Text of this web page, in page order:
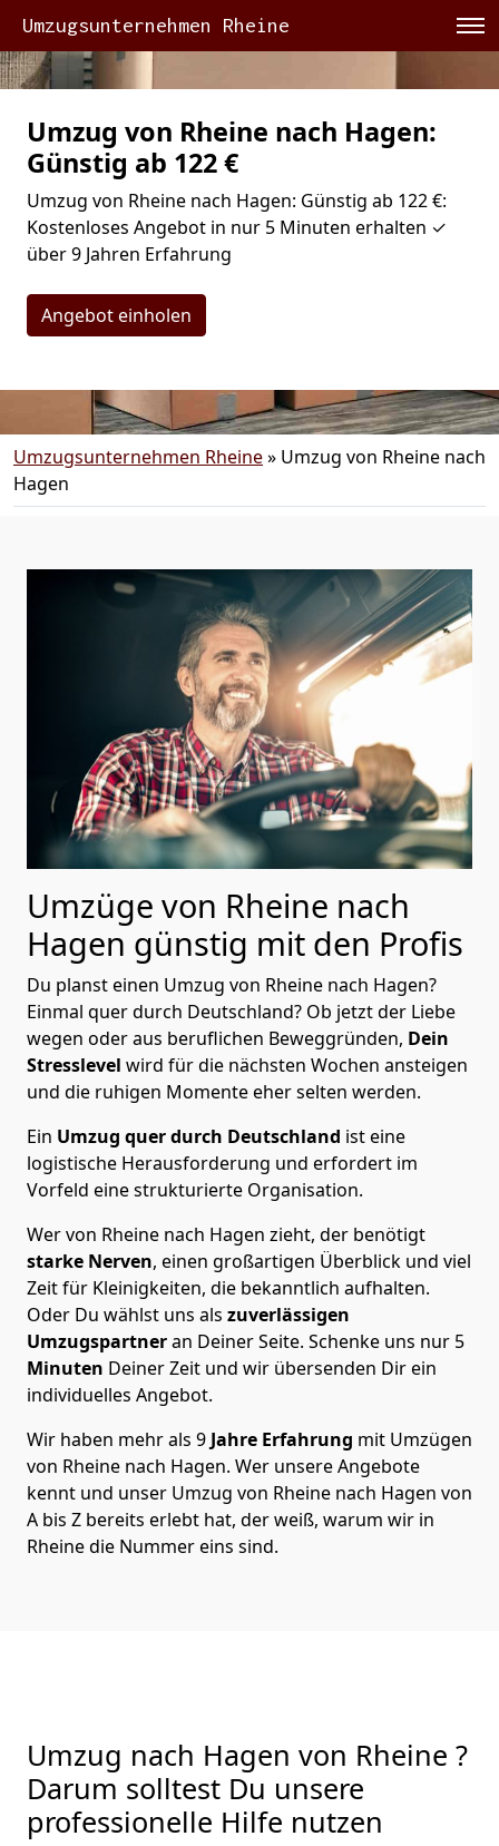
Umzugsunternehmen Rheine
Umzug von Rheine nach Hagen:
Günstig ab 122 €
Umzug von Rheine nach Hagen: Günstig ab 122 €:
Kostenloses Angebot in nur 5 Minuten erhalten ✓
über 9 Jahren Erfahrung
Angebot einholen
Umzugsunternehmen Rheine» Umzug von Rheine nach
Hagen
Umzüge von Rheine nach
Hagen günstig mit den Profis
Du planst einen Umzug von Rheine nach Hagen?
Einmal quer durch Deutschland? Ob jetzt der Liebe
wegen oder aus beruflichen Beweggründen, Dein
Stresslevel wird für die nächsten Wochen ansteigen
und die ruhigen Momente eher selten werden.
Ein Umzug quer durch Deutschland ist eine
logistische Herausforderung und erfordert im
Vorfeld eine strukturierte Organisation.
Wer von Rheine nach Hagen zieht, der benötigt
starke Nerven, einen großartigen Überblick und viel
Zeit für Kleinigkeiten, die bekanntlich aufhalten.
Oder Du wählst uns als zuverlässigen
Umzugspartneran Deiner Seite. Schenke uns nur 5
Minuten Deiner Zeit und wir übersenden Dir ein
individuelles Angebot.
Wir haben mehr als 9 Jahre Erfahrung mit Umzügen
von Rheine nach Hagen. Wer unsere Angebote
kennt und unser Umzug von Rheine nach Hagen von
A bis Z bereits erlebt hat, der weiß, warum wir in
Rheine die Nummer eins sind.
Umzug nach Hagen von Rheine ?
Darum solltest Du unsere
professionelle Hilfe nutzen